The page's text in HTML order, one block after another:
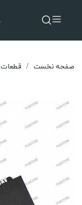
صفحه نخست قطعات